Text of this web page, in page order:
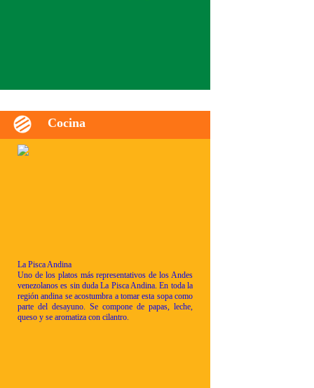
Cocina
La Pisca Andina
Uno de los platos más representativos de los Andes
venezolanos es sin duda La Pisca Andina. En toda la
región andina se acostumbra a tomar esta sopa como
parte del desayuno. Se compone de papas, leche,
queso y se aromatiza con cilantro.